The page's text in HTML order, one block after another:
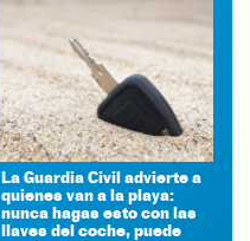
La Guardia Civil advierte a
quienes van a la playa:
nunca hagas esto con las
llaves del coche, puede